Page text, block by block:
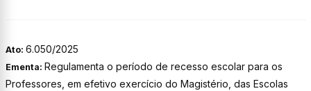
Ato: 6.050/2025
Ementa: Regulamenta o período de recesso escolar para os
Professores, em efetivo exercício do Magistério, das Escolas